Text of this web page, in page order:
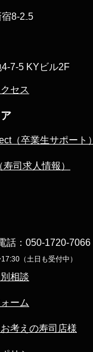
8‐2₋5
7-5 KYビル2F
セス
（卒業生サポート）
司求人情報）
話： 050-1720-7066
（土日も受付中）
相談
ーム
考えの寿司店様